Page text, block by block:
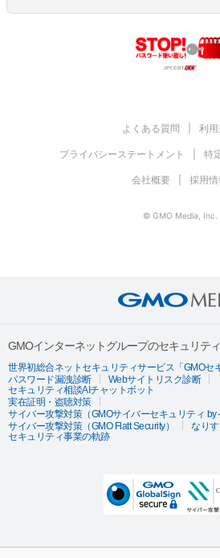
よくある質問 利
プライバシーステートメント 特
会社概要 採用情
© GMO Media, Inc.
GMOインターネットグループのセキュリテ
世界初総合ネットセキュリティサービス「GMOセ
パスワード漏洩診断
Webサイトリスク診断
セキュリティ相談AIチャットボット
実在証明・盗聴対策
サイバー攻撃対策（GMOサイバーセキュリティ by
サイバー攻撃対策（GMO Flatt Security）
なり
セキュリティ事業の軌跡